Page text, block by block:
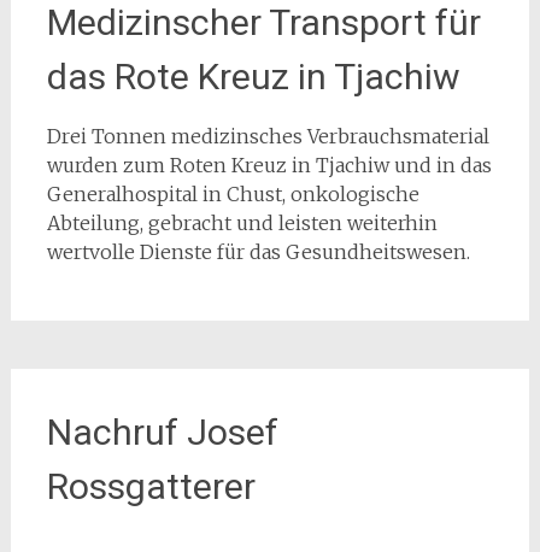
Medizinscher Transport für
das Rote Kreuz in Tjachiw
Drei Tonnen medizinsches Verbrauchsmaterial
wurden zum Roten Kreuz in Tjachiw und in das
Generalhospital in Chust, onkologische
Abteilung, gebracht und leisten weiterhin
wertvolle Dienste für das Gesundheitswesen.
Nachruf Josef
Rossgatterer